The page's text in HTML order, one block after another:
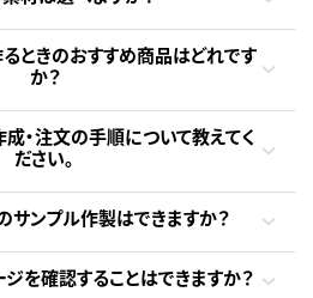
ときのおすすめ商品はどれです
か？
・注文の手順について教えてく
ださい。
サンプル作製はできますか？
を確認することはできますか？